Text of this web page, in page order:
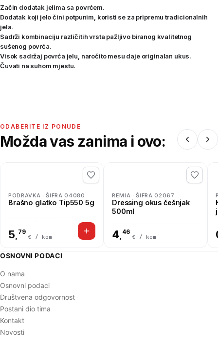
Začin dodatak jelima sa povrćem.
Dodatak koji jelo čini potpunim, koristi se za pripremu tradicionalnih
jela.
Sadrži kombinaciju različitih vrsta pažljivo biranog kvalitetnog
sušenog povrća.
Visok sadržaj povrća jelu, naročito mesu daje originalan ukus.
Čuvati na suhom mjestu.
ODABERITE IZ PONUDE
Možda vas zanima i ovo:
PODRAVKA · ŠIFRA 04080
Brašno glatko Tip550 5g
5, 79
€ / kom
REMIA · ŠIFRA 02067
Dressing okus češnjak
500ml
4, 46
€ / kom
OSNOVNI PODACI
O nama
Osnovni podaci
Društvena odgovornost
Postani dio tima
Kontakt
Novosti